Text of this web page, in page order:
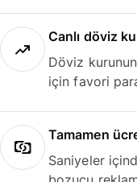
Canlı döviz
Döviz
için favori
Tamamen
Saniyeler